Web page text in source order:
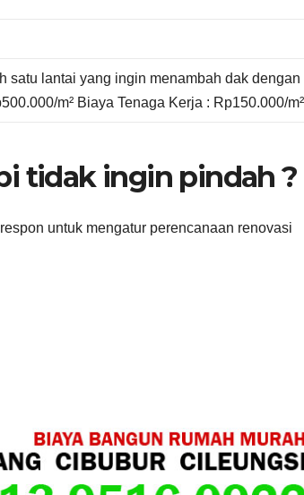
satu lantai yang ingin menambah dak dengan
m² Biaya Tenaga Kerja : Rp150.000/m²
tidak ingin pindah ?
untuk mengatur perencanaan renovasi